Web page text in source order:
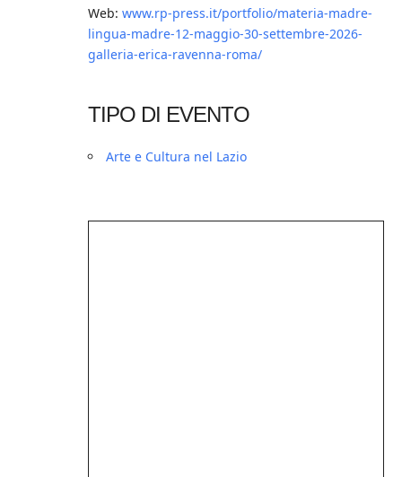
Web: www.rp-press.it/portfolio/materia-madre-
lingua-madre-12-maggio-30-settembre-2026-
galleria-erica-ravenna-roma/
TIPO DI EVENTO
Arte e Cultura nel Lazio